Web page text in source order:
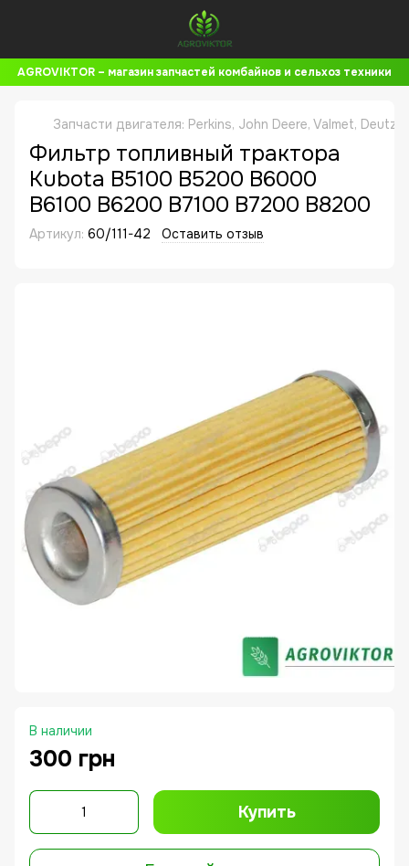
AGROVIKTOR – магазин запчастей комбайнов и сельхоз техники
Запчасти двигателя: Perkins, John Deere, Valmet,
Фильтр топливный трактора
Kubota B5100 B5200 B6000
B6100 B6200 B7100 B7200 B8200
Артикул: 60/111-42 Оставить отзыв
В наличии
300 грн
Купить